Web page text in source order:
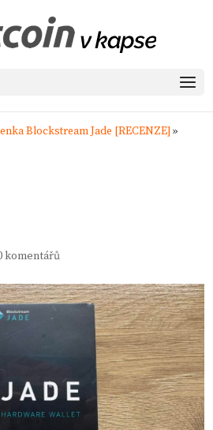
Blockstream Jade [RECENZE] »
komentářů